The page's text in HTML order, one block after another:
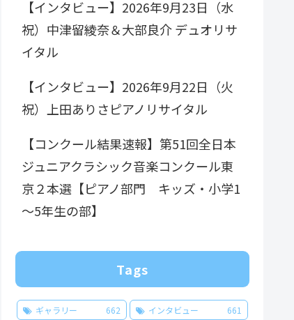
【インタビュー】2026年9月23日（水
祝）中津留綾奈＆大部良介 デュオリサ
イタル
【インタビュー】2026年9月22日（火
祝）上田ありさピアノリサイタル
【コンクール結果速報】第51回全日本
ジュニアクラシック音楽コンクール東
京２本選【ピアノ部門 キッズ・小学1
～5年生の部】
Tags
ギャラリー 662 インタビュー
661